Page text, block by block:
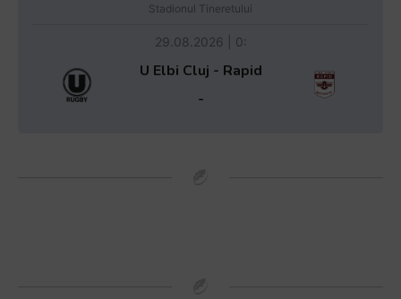
Stadionul Tineretului
29.08.2026 | 0:
U Elbi Cluj - Rapid
-